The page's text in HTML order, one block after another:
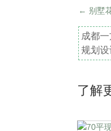
← 别墅
成都
规划
了解